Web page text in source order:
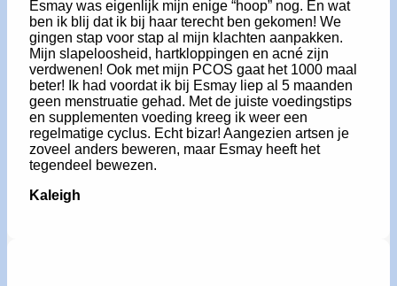
Esmay was eigenlijk mijn enige “hoop” nog. En wat
ben ik blij dat ik bij haar terecht ben gekomen! We
gingen stap voor stap al mijn klachten aanpakken.
Mijn slapeloosheid, hartkloppingen en acné zijn
verdwenen! Ook met mijn PCOS gaat het 1000 maal
beter! Ik had voordat ik bij Esmay liep al 5 maanden
geen menstruatie gehad. Met de juiste voedingstips
en supplementen voeding kreeg ik weer een
regelmatige cyclus. Echt bizar! Aangezien artsen je
zoveel anders beweren, maar Esmay heeft het
tegendeel bewezen.
Kaleigh